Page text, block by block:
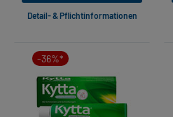
Detail- & Pflichtinformationen
-36%*